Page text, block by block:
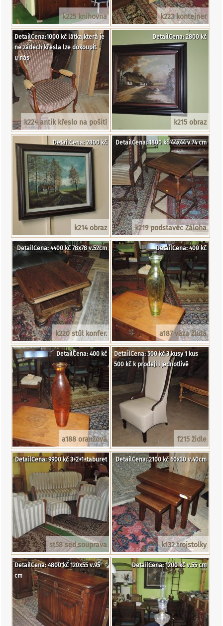
k225 knihovna k223 kontejner
k224 antik křeslo na pošití
DetailCena:1000 kč látka,která je
ne zádech křesla lze dokoupit
u nás
k215 obraz
DetailCena: 2800 kč
k214 obraz
DetailCena: 2800 kč
k219 podstavec Záloha
DetailCena: 1800 kč 44x44 v.74 cm
k220 stůl konfer.
DetailCena: 4400 kč 78x78 v.52cm
a187 váza žlutá
DetailCena: 400 kč
a188 oranžová
DetailCena: 400 kč
f215 židle
DetailCena: 500 kč 3 kusy 1 kus
500 kč k prodeji i jednotlivě
st58 sed.souprava
DetailCena: 9900 kč 3+2+1+taburet
k132 trojstolky
DetailCena: 2100 kč 60x30 v.40cm
DetailCena: 4800 kč 120x55 v.95
cm
DetailCena: 1200 kč v.55 cm